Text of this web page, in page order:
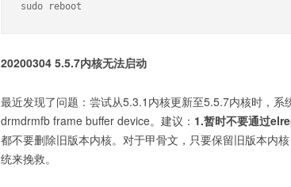
sudo reboot
20200304 5.5.7内核无法启动
最近发现了问题：尝试从5.3.1内核更新至5.5.7内核时，
drmdrmfb frame buffer device。建议： 1.暂时不要通过
都不要删除旧版本内核。对于甲骨文，只要保留旧版本内
统来挽救。